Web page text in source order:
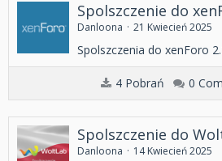
Spolszczenie do
Danloona 21 Kwiecień 2025
Spolszczenia do xenForo
4 Pobrań 0
Spolszczenie do
Danloona 14 Kwiecień 2025